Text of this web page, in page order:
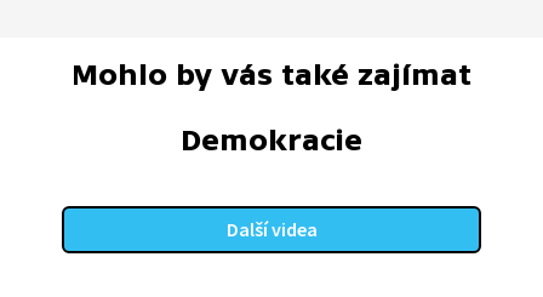
Mohlo by vás také zajímat
Demokracie
Další videa